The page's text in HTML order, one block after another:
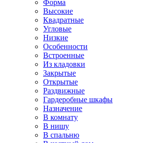
Форма
Высокие
Квадратные
Угловые
Низкие
Особенности
Встроенные
Из кладовки
Закрытые
Открытые
Раздвижные
Гардеробные шкафы
Назначение
В комнату
В нишу
В спальню